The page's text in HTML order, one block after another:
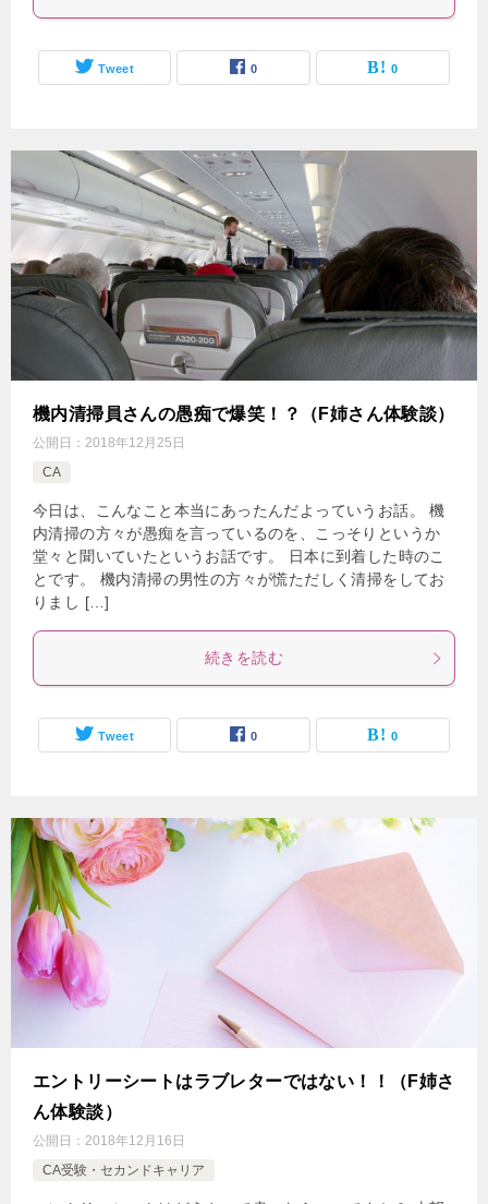
Tweet 0 0
機内清掃員さんの愚痴で爆笑！？（F姉さん体験談）
公開日： 2018年12月25日
CA
今日は、こんなこと本当にあったんだよっていうお話。 機
内清掃の方々が愚痴を言っているのを、こっそりというか
堂々と聞いていたというお話です。 日本に到着した時のこ
とです。 機内清掃の男性の方々が慌ただしく清掃をしてお
りまし […]
続きを読む
Tweet 0 0
エントリーシートはラブレターではない！！（F姉さ
ん体験談）
公開日： 2018年12月16日
CA受験・セカンドキャリア